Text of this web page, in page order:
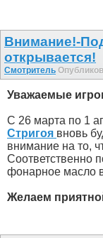
Внимание!-
открывается!
Смотритель
Уважаемые
С 26 марта по 1
Стригоя вновь
внимание на то,
Соответственно
фонарное масло
Желаем